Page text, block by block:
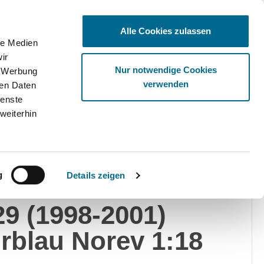
Medien
Daten
Details zeigen
Alle Cookies zulassen
Nur notwendige Cookies
verwenden
Benz SL 500
(1998-2001)
Norev 1:18